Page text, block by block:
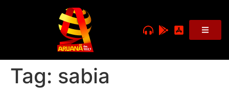
Tag: sabia